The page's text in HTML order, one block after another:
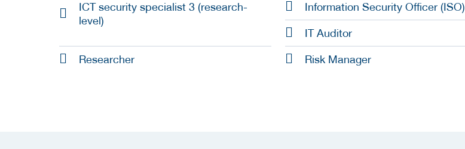
ICT security specialist 3 (research-
level)
Information Security Officer (ISO)
IT Auditor
Researcher Risk Manager